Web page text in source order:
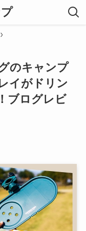
のキャンプ
イがドリン
ブログレビ